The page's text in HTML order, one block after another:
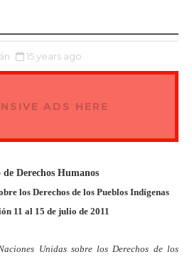
15 years ago
ADS HERE
de Derechos Humanos
los Derechos de los Pueblos Indígenas
11 al 15 de julio de 2011
Unidas sobre los Derechos de los